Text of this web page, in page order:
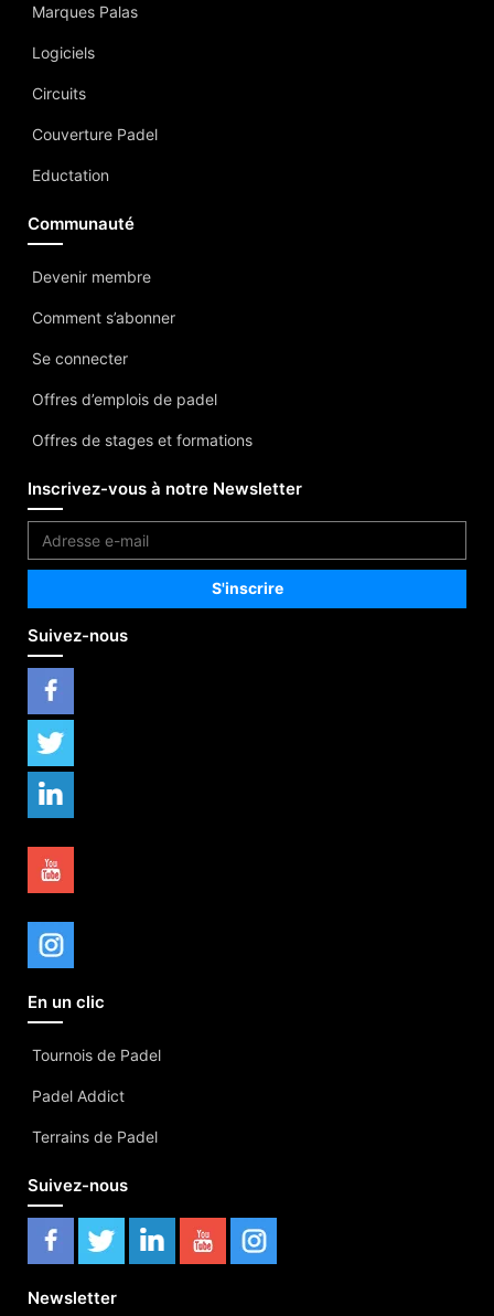
Marques Palas
Logiciels
Circuits
Couverture Padel
Eductation
Communauté
Devenir membre
Comment s’abonner
Se connecter
Offres d’emplois de padel
Offres de stages et formations
Inscrivez-vous à notre Newsletter
Suivez-nous
En un clic
Tournois de Padel
Padel Addict
Terrains de Padel
Suivez-nous
Newsletter